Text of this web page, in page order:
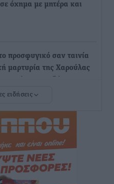
όχημα με μητέρα και
προσφυγικό σαν ταινία
μαρτυρία της Χαρούλας
στις 21 Αυγούστου
Επιτροπής Ρόδου
ειδήσεις